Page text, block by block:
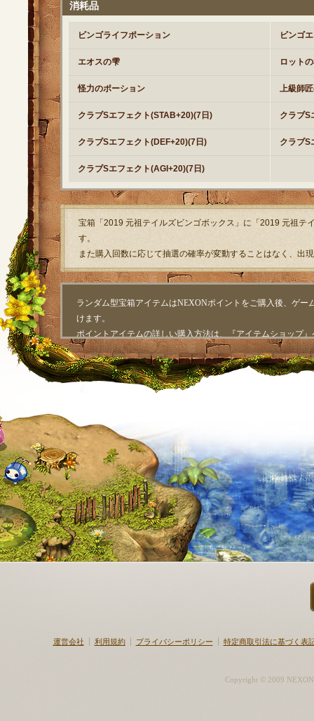
消耗品
ビンゴライフポーション ビンゴ
エオスの雫 ロット
怪力のポーション 上級師
クラブSエフェクト(STAB+20)(7日) クラブS
クラブSエフェクト(DEF+20)(7日) クラブS
クラブSエフェクト(AGI+20)(7日)
宝箱「2019 元祖テイルズビンゴボックス」に「2019 元祖テ
す。
また購入回数に応じて抽選の確率が変動することはなく、出
ランダム型宝箱アイテムはNEXONポイントをご購入後、ゲ
けます。
ポイントアイテムの詳しい購入方法は、『アイテムショップ
運営会社 利用規約 プライバシーポリシー 特定商取引法に基づく表
Copyright © 2009